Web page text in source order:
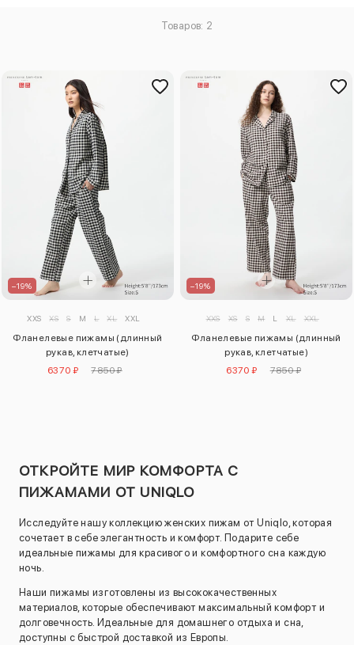
Товаров: 2
–19%
XXS XS S M L XL XXL
Фланелевые пижамы (длинный
рукав, клетчатые)
6370 ₽
7850 ₽
–19%
XXS XS S M L XL XXL
Фланелевые пижамы (длинный
рукав, клетчатые)
6370 ₽
7850 ₽
ОТКРОЙТЕ МИР КОМФОРТА С
ПИЖАМАМИ ОТ UNIQLO
Исследуйте нашу коллекцию женских пижам от Uniqlo, которая
сочетает в себе элегантность и комфорт. Подарите себе
идеальные пижамы для красивого и комфортного сна каждую
ночь.
Наши пижамы изготовлены из высококачественных
материалов, которые обеспечивают максимальный комфорт и
долговечность. Идеальные для домашнего отдыха и сна,
доступны с быстрой доставкой из Европы.